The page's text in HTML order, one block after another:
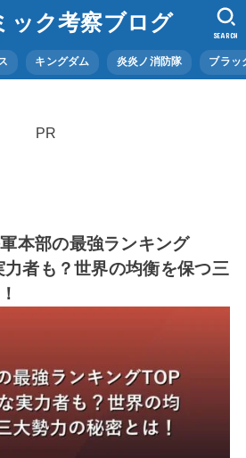
ック考察ブログ
キングダム 炎炎ノ消防隊 ブラッ
SEARCH
PR
本部の最強ランキング
者も？世界の均衡を保つ三